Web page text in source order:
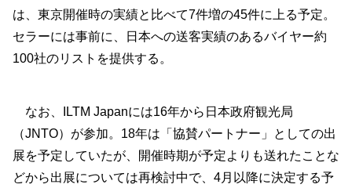
は、東京開催時の実績と比べて7件増の45件に上る予定。
セラーには事前に、日本への送客実績のあるバイヤー約
100社のリストを提供する。
なお、ILTM Japanには16年から日本政府観光局
（JNTO）が参加。18年は「協賛パートナー」としての出
展を予定していたが、開催時期が予定よりも送れたことな
どから出展については再検討中で、4月以降に決定する予